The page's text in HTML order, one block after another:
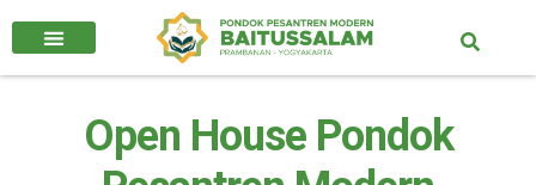
Open House Pondok